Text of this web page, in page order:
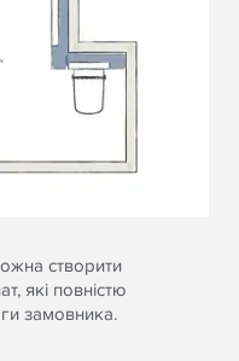
створити
які повністю
замовника.